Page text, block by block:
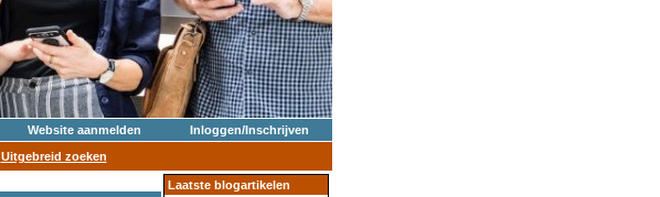
Website aanmelden
Inloggen/Inschrijven
Uitgebreid zoeken
Laatste blogartikelen